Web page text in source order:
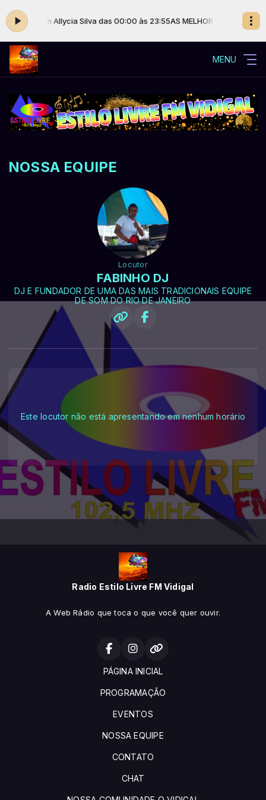
LIVRE com Allycia Silva das 00:00 às 23:55AS MELHORES DA
MENU
NOSSA EQUIPE
Locutor
FABINHO DJ
DJ E FUNDADOR DE UMA DAS MAIS TRADICIONAIS EQUIPE
DE SOM DO RIO DE JANEIRO
Este locutor não está apresentando em nenhum horário
Radio Estilo Livre FM Vidigal
A Web Rádio que toca o que você quer ouvir.
PÁGINA INICIAL
PROGRAMAÇÃO
EVENTOS
NOSSA EQUIPE
CONTATO
CHAT